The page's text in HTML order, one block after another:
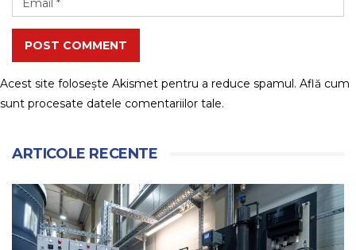
POST COMMENT
Acest site folosește Akismet pentru a reduce spamul. Află cum
sunt procesate datele comentariilor tale.
ARTICOLE RECENTE